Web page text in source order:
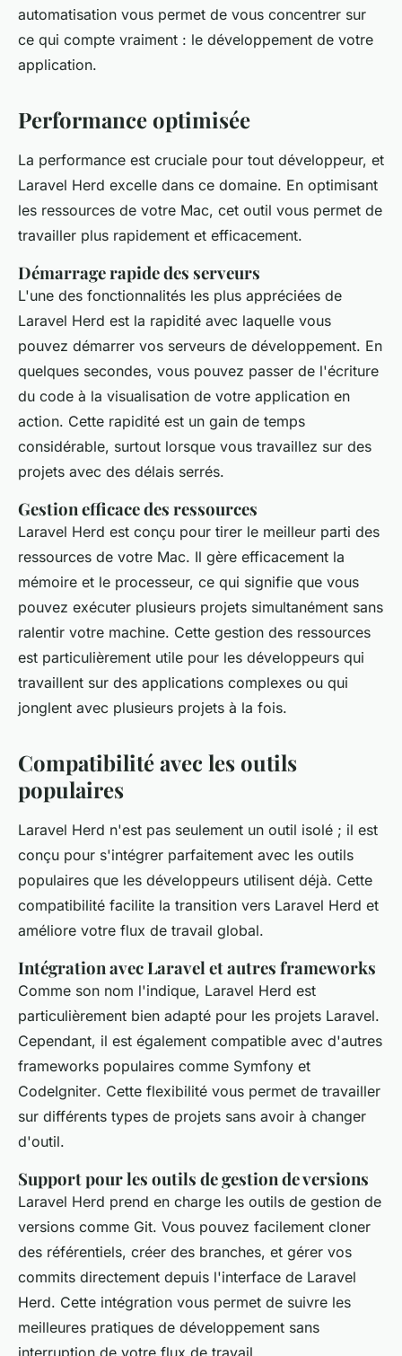
automatisation vous permet de vous concentrer sur
ce qui compte vraiment : le développement de votre
application.
Performance optimisée
La performance est cruciale pour tout développeur, et
Laravel Herd excelle dans ce domaine. En optimisant
les ressources de votre Mac, cet outil vous permet de
travailler plus rapidement et efficacement.
Démarrage rapide des serveurs
L'une des fonctionnalités les plus appréciées de
Laravel Herd est la rapidité avec laquelle vous
pouvez démarrer vos serveurs de développement. En
quelques secondes, vous pouvez passer de l'écriture
du code à la visualisation de votre application en
action. Cette rapidité est un gain de temps
considérable, surtout lorsque vous travaillez sur des
projets avec des délais serrés.
Gestion efficace des ressources
Laravel Herd est conçu pour tirer le meilleur parti des
ressources de votre Mac. Il gère efficacement la
mémoire et le processeur, ce qui signifie que vous
pouvez exécuter plusieurs projets simultanément sans
ralentir votre machine. Cette gestion des ressources
est particulièrement utile pour les développeurs qui
travaillent sur des applications complexes ou qui
jonglent avec plusieurs projets à la fois.
Compatibilité avec les outils
populaires
Laravel Herd n'est pas seulement un outil isolé ; il est
conçu pour s'intégrer parfaitement avec les outils
populaires que les développeurs utilisent déjà. Cette
compatibilité facilite la transition vers Laravel Herd et
améliore votre flux de travail global.
Intégration avec Laravel et autres frameworks
Comme son nom l'indique, Laravel Herd est
particulièrement bien adapté pour les projets Laravel.
Cependant, il est également compatible avec d'autres
frameworks populaires comme Symfony et
CodeIgniter. Cette flexibilité vous permet de travailler
sur différents types de projets sans avoir à changer
d'outil.
Support pour les outils de gestion de versions
Laravel Herd prend en charge les outils de gestion de
versions comme Git. Vous pouvez facilement cloner
des référentiels, créer des branches, et gérer vos
commits directement depuis l'interface de Laravel
Herd. Cette intégration vous permet de suivre les
meilleures pratiques de développement sans